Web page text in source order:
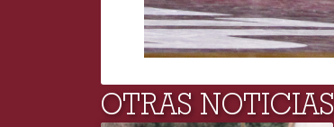
OTRAS NOTICIAS